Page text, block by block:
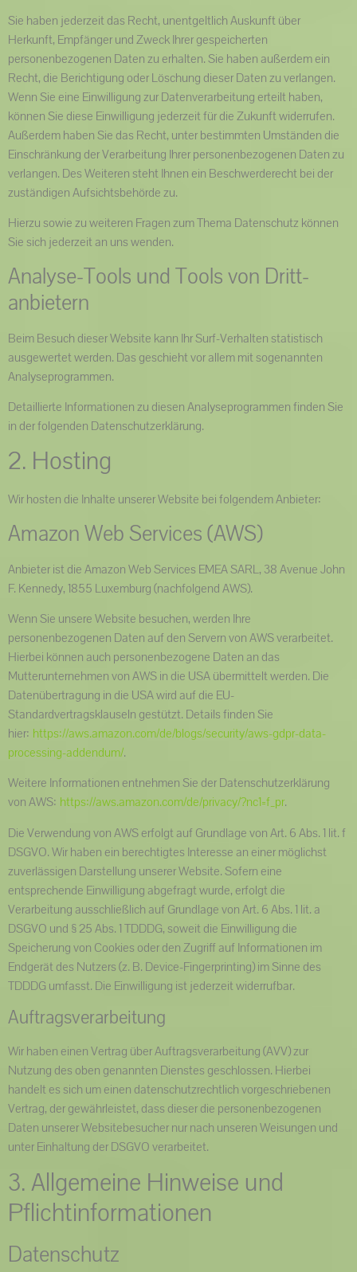
Sie haben jederzeit das Recht, unentgeltlich Auskunft über
Herkunft, Empfänger und Zweck Ihrer gespeicherten
personenbezogenen Daten zu erhalten. Sie haben außerdem ein
Recht, die Berichtigung oder Löschung dieser Daten zu verlangen.
Wenn Sie eine Einwilligung zur Datenverarbeitung erteilt haben,
können Sie diese Einwilligung jederzeit für die Zukunft widerrufen.
Außerdem haben Sie das Recht, unter bestimmten Umständen die
Einschränkung der Verarbeitung Ihrer personenbezogenen Daten zu
verlangen. Des Weiteren steht Ihnen ein Beschwerderecht bei der
zuständigen Aufsichtsbehörde zu.
Hierzu sowie zu weiteren Fragen zum Thema Datenschutz können
Sie sich jederzeit an uns wenden.
Analyse-Tools und Tools von Dritt­
anbietern
Beim Besuch dieser Website kann Ihr Surf-Verhalten statistisch
ausgewertet werden. Das geschieht vor allem mit sogenannten
Analyseprogrammen.
Detaillierte Informationen zu diesen Analyseprogrammen finden Sie
in der folgenden Datenschutzerklärung.
2. Hosting
Wir hosten die Inhalte unserer Website bei folgendem Anbieter:
Amazon Web Services (AWS)
Anbieter ist die Amazon Web Services EMEA SARL, 38 Avenue John
F. Kennedy, 1855 Luxemburg (nachfolgend AWS).
Wenn Sie unsere Website besuchen, werden Ihre
personenbezogenen Daten auf den Servern von AWS verarbeitet.
Hierbei können auch personenbezogene Daten an das
Mutterunternehmen von AWS in die USA übermittelt werden. Die
Datenübertragung in die USA wird auf die EU-
Standardvertragsklauseln gestützt. Details finden Sie
hier: https://aws.amazon.com/de/blogs/security/aws-gdpr-data-
processing-addendum/.
Weitere Informationen entnehmen Sie der Datenschutzerklärung
von AWS: https://aws.amazon.com/de/privacy/?nc1=f_pr.
Die Verwendung von AWS erfolgt auf Grundlage von Art. 6 Abs. 1 lit. f
DSGVO. Wir haben ein berechtigtes Interesse an einer möglichst
zuverlässigen Darstellung unserer Website. Sofern eine
entsprechende Einwilligung abgefragt wurde, erfolgt die
Verarbeitung ausschließlich auf Grundlage von Art. 6 Abs. 1 lit. a
DSGVO und § 25 Abs. 1 TDDDG, soweit die Einwilligung die
Speicherung von Cookies oder den Zugriff auf Informationen im
Endgerät des Nutzers (z. B. Device-Fingerprinting) im Sinne des
TDDDG umfasst. Die Einwilligung ist jederzeit widerrufbar.
Auftragsverarbeitung
Wir haben einen Vertrag über Auftragsverarbeitung (AVV) zur
Nutzung des oben genannten Dienstes geschlossen. Hierbei
handelt es sich um einen datenschutzrechtlich vorgeschriebenen
Vertrag, der gewährleistet, dass dieser die personenbezogenen
Daten unserer Websitebesucher nur nach unseren Weisungen und
unter Einhaltung der DSGVO verarbeitet.
3. Allgemeine Hinweise und
Pflicht­informationen
Datenschutz